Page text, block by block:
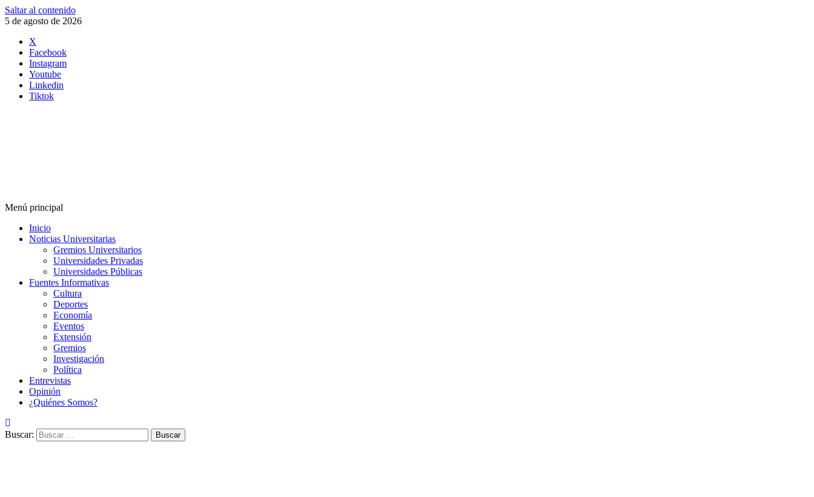
Saltar al contenido
5 de agosto de 2026
X
Facebook
Instagram
Youtube
Linkedin
Tiktok
Menú principal
Inicio
Noticias Universitarias
Gremios Universitarios
Universidades Privadas
Universidades Públicas
Fuentes Informativas
Cultura
Deportes
Economía
Eventos
Extensión
Gremios
Investigación
Política
Entrevistas
Opinión
¿Quiénes Somos?
Buscar: